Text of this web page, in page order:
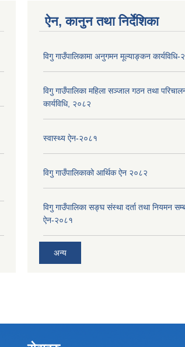
ऐन, कानुन तथा निर्देशिका
विगु गाउँपालिकामा अनुगमन मूल्याङ्कन कार्यविधि-
विगु गाउँपालिका महिला सञ्जाल गठन तथा
कार्यविधि, २०८२
स्वास्थ्य ऐन-२०८१
विगु गाउँपालिकाको आर्थिक ऐन २०८२
विगु गाउँपालिका सङ्घ संस्था दर्ता तथा नियमन
ऐन-२०८१
अन्य